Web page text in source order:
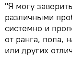
"Я могу
различными
системно и
от ранга, пола,
или других